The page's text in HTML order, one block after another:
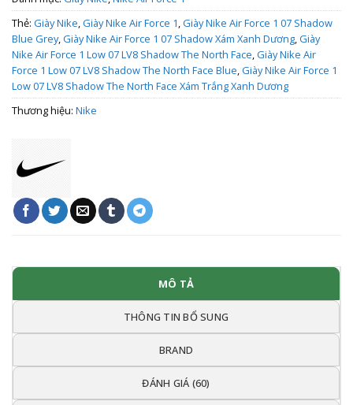
Thẻ: Giày Nike, Giày Nike Air Force 1, Giày Nike Air Force 1 07 Shadow
Blue Grey, Giày Nike Air Force 1 07 Shadow Xám Xanh Dương, Giày
Nike Air Force 1 Low 07 LV8 Shadow The North Face, Giày Nike Air
Force 1 Low 07 LV8 Shadow The North Face Blue, Giày Nike Air Force 1
Low 07 LV8 Shadow The North Face Xám Trắng Xanh Dương
Thương hiệu: Nike
MÔ TẢ
THÔNG TIN BỔ SUNG
BRAND
ĐÁNH GIÁ (60)